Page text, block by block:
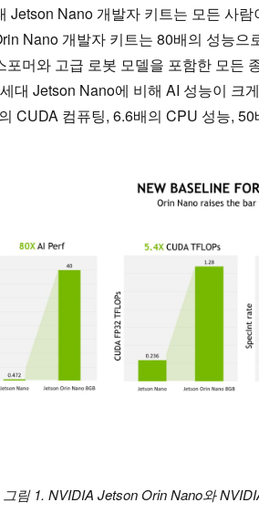
Jetson Nano 개발자 키트는 모든 사
Nano 개발자 키트는 80배의 성능
포머와 고급 로봇 모델을 포함한 모든
대 Jetson Nano에 비해 AI 성능이 크
CUDA 컴퓨팅, 6.6배의 CPU 성능,
그림 1. NVIDIA Jetson Orin Nano와